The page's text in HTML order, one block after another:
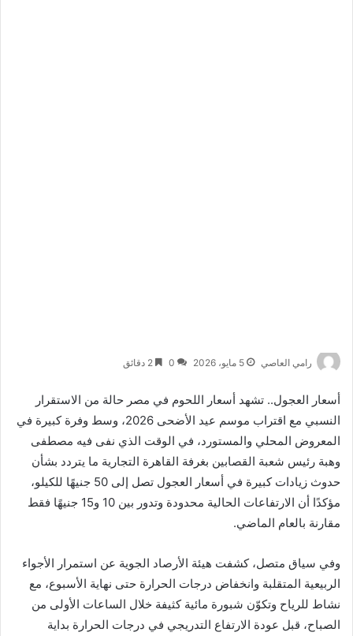
رامي العاصي 5 مايو، 2026 0
أسعار العجول.. تشهد أسعار اللحوم في مصر حالة من الاستقرار
النسبي مع اقتراب موسم عيد الأضحى 2026، وسط وفرة كبيرة في
المعروض المحلي والمستورد، في الوقت الذي نفى فيه مصطفى
وهبة رئيس شعبة القصابين بغرفة القاهرة التجارية ما يتردد بشأن
حدوث زيادات كبيرة في أسعار العجول تصل إلى 50 جنيهًا للكيلو،
مؤكدًا أن الارتفاعات الحالية محدودة وتدور بين 10 و15 جنيهًا فقط
مقارنة بالعام الماضي.
وفي سياق متصل، كشفت هيئة الأرصاد الجوية عن استمرار الأجواء
الربيعية المتقلبة وانخفاض درجات الحرارة حتى نهاية الأسبوع، مع
نشاط للرياح وتكوّن شبورة مائية كثيفة خلال الساعات الأولى من
الصباح، قبل عودة الارتفاع التدريجي في درجات الحرارة بداية